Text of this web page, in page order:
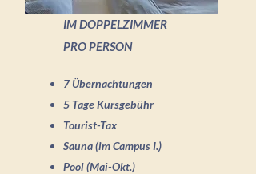
IM DOPPELZIMMER
PRO PERSON
7 Übernachtungen
5 Tage Kursgebühr
Tourist-Tax
Sauna (im Campus I.)
Pool (Mai-Okt.)